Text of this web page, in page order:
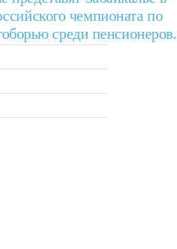
чемпионата по
среди пенсионеров.